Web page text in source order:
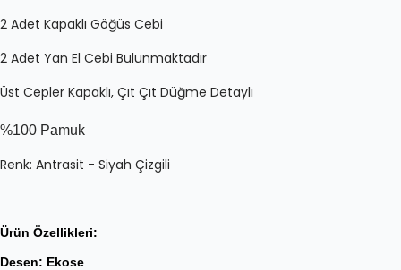
2 Adet Kapaklı Göğüs Cebi
2 Adet Yan El Cebi Bulunmaktadır
Üst Cepler Kapaklı, Çıt Çıt Düğme Detaylı
%100 Pamuk
Renk: Antrasit - Siyah Çizgili
Ürün Özellikleri:
Desen: Ekose